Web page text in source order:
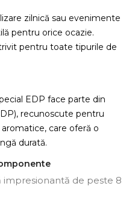
zilnică sau evenimente
pentru orice ocazie.
pentru toate tipurile de
EDP face parte din
recunoscute pentru
care oferă o
durată.
impresionantă de peste 8